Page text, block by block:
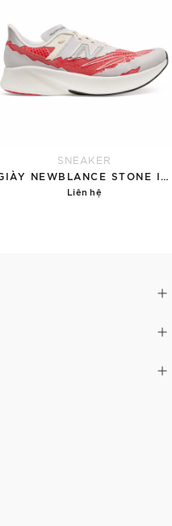
SNEAKER
Liên hệ